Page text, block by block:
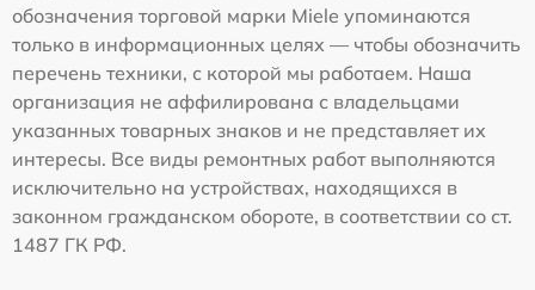
обозначения торговой марки Miele упоминаются
только в информационных целях — чтобы обозначить
перечень техники, с которой мы работаем. Наша
организация не аффилирована с владельцами
указанных товарных знаков и не представляет их
интересы. Все виды ремонтных работ выполняются
исключительно на устройствах, находящихся в
законном гражданском обороте, в соответствии со ст.
1487 ГК РФ.